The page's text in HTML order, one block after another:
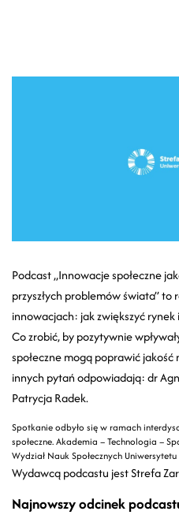
Podcast „Innowacje społeczne
przyszłych problemów świata”
innowacjach: jak zwiększyć rynek
Co zrobić, by pozytywnie
społeczne mogą poprawić jakość
innych pytań odpowiadają: dr
Patrycja Radek.
Spotkanie odbyło się w ramach
społeczne. Akademia – Technologia –
Wydział Nauk Społecznych Uniwersytetu
Wydawcą podcastu jest Strefa
Najnowszy odcinek